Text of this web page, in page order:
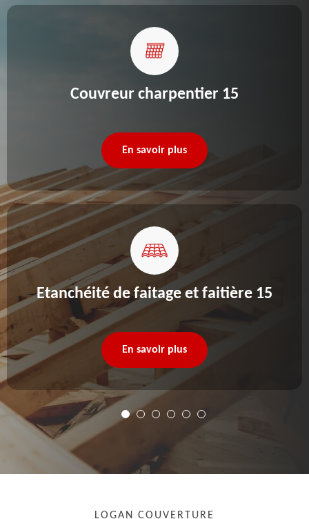
Couvreur charpentier 15
En savoir plus
Etanchéité de faitage et faitière 15
En savoir plus
LOGAN COUVERTURE